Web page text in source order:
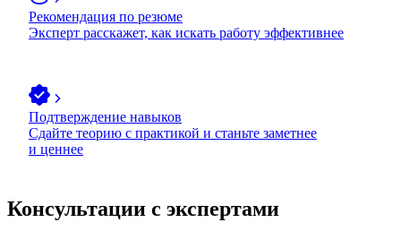
Рекомендация по резюме
Эксперт расскажет, как искать работу эффективнее
Подтверждение навыков
Сдайте теорию с практикой и станьте заметнее
и ценнее
Консультации с экспертами